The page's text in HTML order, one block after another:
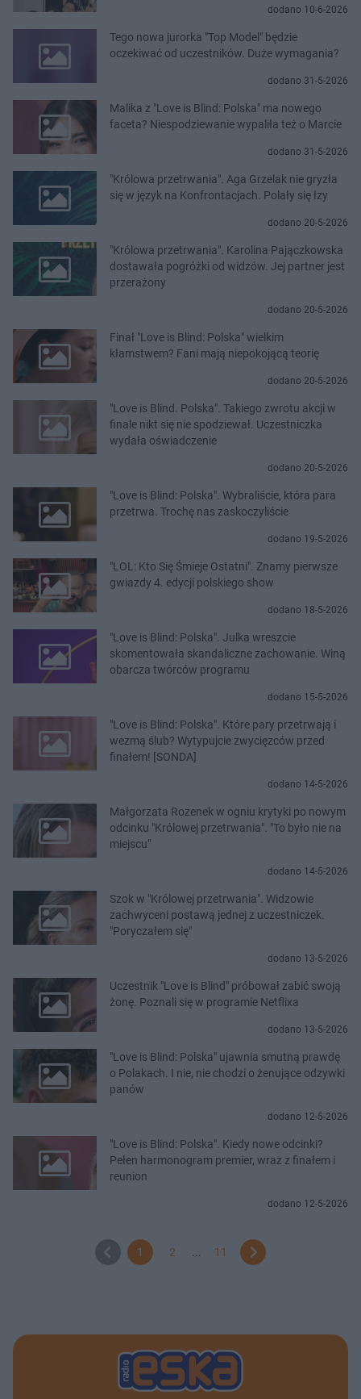
dodano 10-6-2026
Tego nowa jurorka "Top Model" będzie
oczekiwać od uczestników. Duże wymagania?
dodano 31-5-2026
Malika z "Love is Blind: Polska" ma nowego
faceta? Niespodziewanie wypaliła też o Marcie
dodano 31-5-2026
"Królowa przetrwania". Aga Grzelak nie gryzła
się w język na Konfrontacjach. Polały się łzy
dodano 20-5-2026
"Królowa przetrwania". Karolina Pajączkowska
dostawała pogróżki od widzów. Jej partner jest
przerażony
dodano 20-5-2026
Finał "Love is Blind: Polska" wielkim
kłamstwem? Fani mają niepokojącą teorię
dodano 20-5-2026
"Love is Blind. Polska". Takiego zwrotu akcji w
finale nikt się nie spodziewał. Uczestniczka
wydała oświadczenie
dodano 20-5-2026
"Love is Blind: Polska". Wybraliście, która para
przetrwa. Trochę nas zaskoczyliście
dodano 19-5-2026
"LOL: Kto Się Śmieje Ostatni". Znamy pierwsze
gwiazdy 4. edycji polskiego show
dodano 18-5-2026
"Love is Blind: Polska". Julka wreszcie
skomentowała skandaliczne zachowanie. Winą
obarcza twórców programu
dodano 15-5-2026
"Love is Blind: Polska". Które pary przetrwają i
wezmą ślub? Wytypujcie zwycięzców przed
finałem! [SONDA]
dodano 14-5-2026
Małgorzata Rozenek w ogniu krytyki po nowym
odcinku "Królowej przetrwania". "To było nie na
miejscu"
dodano 14-5-2026
Szok w "Królowej przetrwania". Widzowie
zachwyceni postawą jednej z uczestniczek.
"Poryczałem się"
dodano 13-5-2026
Uczestnik "Love is Blind" próbował zabić swoją
żonę. Poznali się w programie Netflixa
dodano 13-5-2026
"Love is Blind: Polska" ujawnia smutną prawdę
o Polakach. I nie, nie chodzi o żenujące odzywki
panów
dodano 12-5-2026
"Love is Blind: Polska". Kiedy nowe odcinki?
Pełen harmonogram premier, wraz z finałem i
reunion
dodano 12-5-2026
1 2 11